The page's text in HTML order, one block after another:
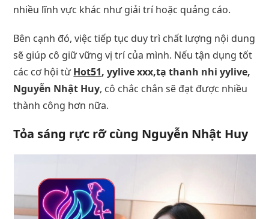
nhiều lĩnh vực khác như giải trí hoặc quảng cáo.
Bên cạnh đó, việc tiếp tục duy trì chất lượng nội dung
sẽ giúp cô giữ vững vị trí của mình. Nếu tận dụng tốt
các cơ hội từHot51, yylive xxx,tạ thanh nhi yylive,
Nguyễn Nhật Huy, cô chắc chắn sẽ đạt được nhiều
thành công hơn nữa.
Tỏa sáng rực rỡ cùng Nguyễn Nhật Huy